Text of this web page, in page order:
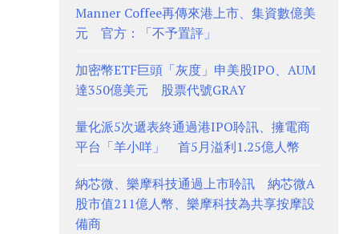
Manner Coffee再傳來港上市、集資數億美
元 官方：「不予置評」
加密幣ETF巨頭「灰度」申美股IPO、AUM
達350億美元 股票代號GRAY
量化派5次遞表終通過港IPO聆訊、擁電商
平台「羊小咩」 首5月溢利1.25億人幣
納芯微、樂摩科技通過上市聆訊 納芯微A
股市值211億人幣、樂摩科技為共享按摩設
備商